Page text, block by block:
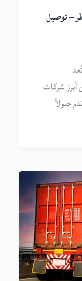
– توصيل
أبرز شركات
حلولاً